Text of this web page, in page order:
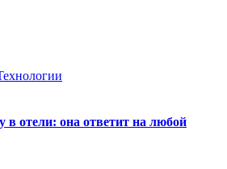
в отели: она ответит на любой